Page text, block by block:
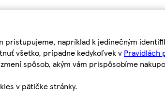
pristupujeme, napríklad k jedinečným
všetko, prípadne kedykoľvek v Pravidlách
spôsob, akým vám prispôsobíme
v pätičke stránky.